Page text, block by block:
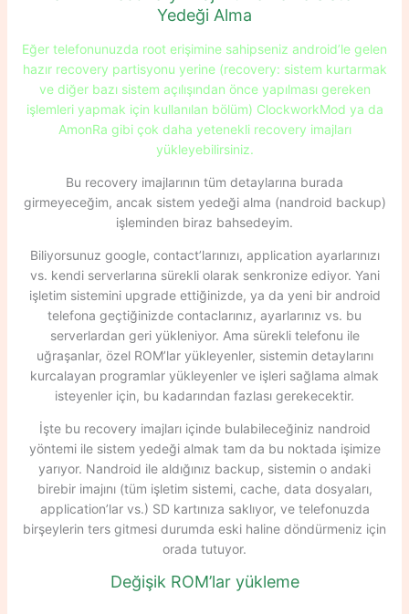
Yedeği Alma
Eğer telefonunuzda root erişimine sahipseniz android’le gelen
hazır recovery partisyonu yerine (recovery: sistem kurtarmak
ve diğer bazı sistem açılışından önce yapılması gereken
işlemleri yapmak için kullanılan bölüm) ClockworkMod ya da
AmonRa gibi çok daha yetenekli recovery imajları
yükleyebilirsiniz.
Bu recovery imajlarının tüm detaylarına burada
girmeyeceğim, ancak sistem yedeği alma (nandroid backup)
işleminden biraz bahsedeyim.
Biliyorsunuz google, contact’larınızı, application ayarlarınızı
vs. kendi serverlarına sürekli olarak senkronize ediyor. Yani
işletim sistemini upgrade ettiğinizde, ya da yeni bir android
telefona geçtiğinizde contaclarınız, ayarlarınız vs. bu
serverlardan geri yükleniyor. Ama sürekli telefonu ile
uğraşanlar, özel ROM’lar yükleyenler, sistemin detaylarını
kurcalayan programlar yükleyenler ve işleri sağlama almak
isteyenler için, bu kadarından fazlası gerekecektir.
İşte bu recovery imajları içinde bulabileceğiniz nandroid
yöntemi ile sistem yedeği almak tam da bu noktada işimize
yarıyor. Nandroid ile aldığınız backup, sistemin o andaki
birebir imajını (tüm işletim sistemi, cache, data dosyaları,
application’lar vs.) SD kartınıza saklıyor, ve telefonuzda
birşeylerin ters gitmesi durumda eski haline döndürmeniz için
orada tutuyor.
Değişik ROM’lar yükleme